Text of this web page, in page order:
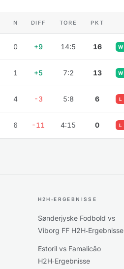
N DIFF TORE PKT
0 +9 14:5 16 W
1 +5 7:2 13 W
4 -3 5:8 6 L
6 -11 4:15 0 L
H2H‑ERGEBNISSE
Sønderjyske Fodbold vs
Viborg FF H2H‑Ergebnisse
Estoril vs Famalicão
H2H‑Ergebnisse